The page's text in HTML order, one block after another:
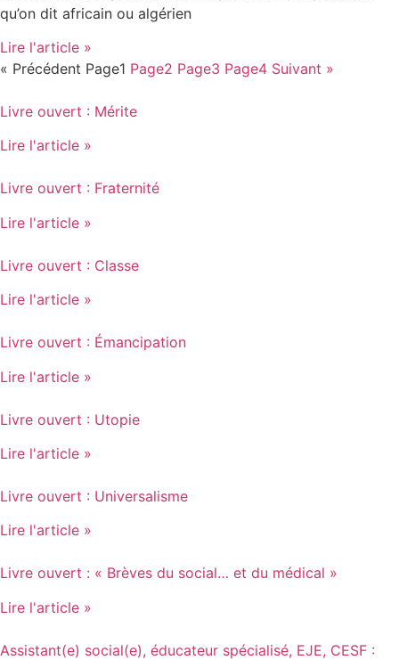
qu’on dit africain ou algérien
Lire l'article »
« Précédent Page1 Page2 Page3 Page4 Suivant »
Livre ouvert : Mérite
Lire l'article »
Livre ouvert : Fraternité
Lire l'article »
Livre ouvert : Classe
Lire l'article »
Livre ouvert : Émancipation
Lire l'article »
Livre ouvert : Utopie
Lire l'article »
Livre ouvert : Universalisme
Lire l'article »
Livre ouvert : « Brèves du social… et du médical »
Lire l'article »
Assistant(e) social(e), éducateur spécialisé, EJE, CESF :